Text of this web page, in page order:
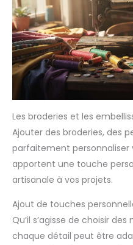
batik pour enfants est une
excellente activité familiale.
Vous pouvez profiter du
monde coloré du batik DIY
avec vos enfants et concevoir
des t-shirts, des sacs, des
chaussettes et même des
baskets en toile personnalisés
et créatifs. Idéal pour les
événements scolaires, les
Les broderies et les
Ajouter des broderies, des
parfaitement personnaliser
apportent une touche
artisanale à vos projets.
Ajout de touches
Qu’il s’agisse de choisir
chaque détail peut être